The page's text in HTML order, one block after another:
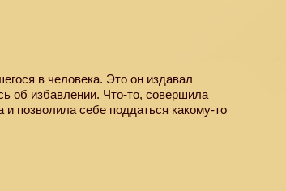
в человека. Это он издавал
об избавлении. Что-то, совершила
и позволила себе поддаться какому-то